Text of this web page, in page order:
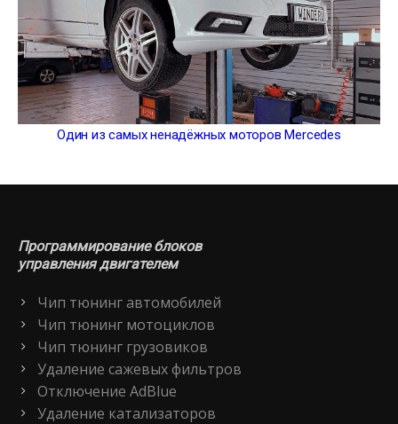
Один из самых ненадёжных моторов Mercedes
Программирование блоков
управления двигателем
Чип тюнинг автомобилей
Чип тюнинг мотоциклов
Чип тюнинг грузовиков
Удаление сажевых фильтров
Отключение AdBlue
Удаление катализаторов